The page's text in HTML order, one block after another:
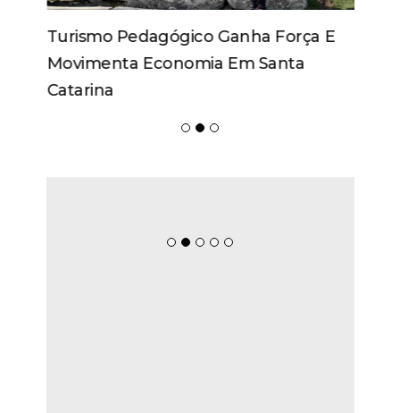
Turismo Pedagógico Ganha Força E
Movimenta Economia Em Santa
Catarina